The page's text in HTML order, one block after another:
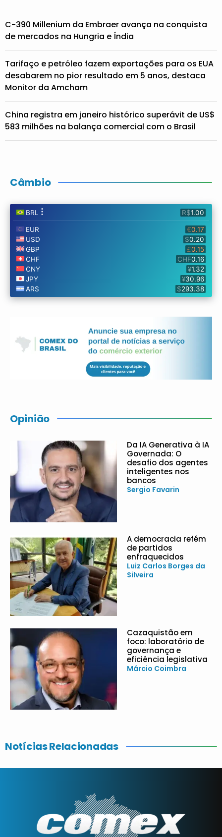
C-390 Millenium da Embraer avança na conquista
de mercados na Hungria e Índia
Tarifaço e petróleo fazem exportações para os EUA
desabarem no pior resultado em 5 anos, destaca
Monitor da Amcham
China registra em janeiro histórico superávit de US$
583 milhões na balança comercial com o Brasil
Câmbio
Opinião
Da IA Generativa à IA
Governada: O
desafio dos agentes
inteligentes nos
bancos
Sergio Favarin
A democracia refém
de partidos
enfraquecidos
Luiz Carlos Borges da
Silveira
Cazaquistão em
foco: laboratório de
governança e
eficiência legislativa
Márcio Coimbra
Notícias Relacionadas